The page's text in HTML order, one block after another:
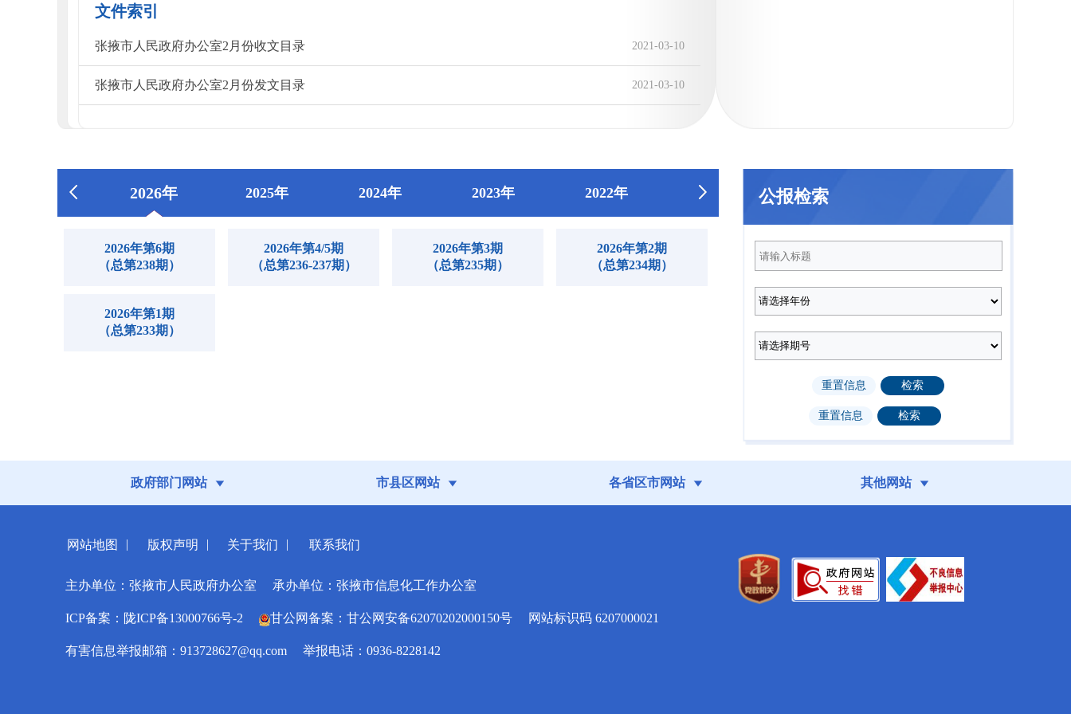
文件索引
张掖市人民政府办公室2月份收文目录 2021-03-10
张掖市人民政府办公室2月份发文目录 2021-03-10
2026年 2025年 2024年 2023年 2022年 2021年 2020年
2026年第6期
（总第238期）
2026年第4/5期
（总第236-237期）
2026年第3期
（总第235期）
2026年第2期
（总第234期）
2026年第1期
（总第233期）
2025年第12期
（总第232期）
2025年第8期
（总第228期）
2025年第7期
（总第227期）
2025年第3期
2025年第2期
（总第222期）
公报检索
政府部门网站 市县区网站 各省区市网站 其他网站
网站地图 | 版权声明 | 关于我们 | 联系我们
主办单位：张掖市人民政府办公室 承办单位：张掖市信息化工作办公室
ICP备案：陇ICP备13000766号-2 甘公网备案：甘公网安备62070202000150号 网站标识码 6207000021
有害信息举报邮箱：913728627@qq.com 举报电话：0936-8228142